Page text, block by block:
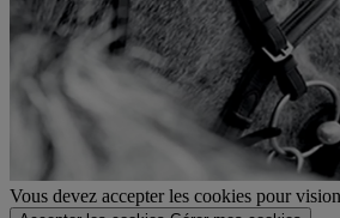
Vous devez accepter les cookies pour